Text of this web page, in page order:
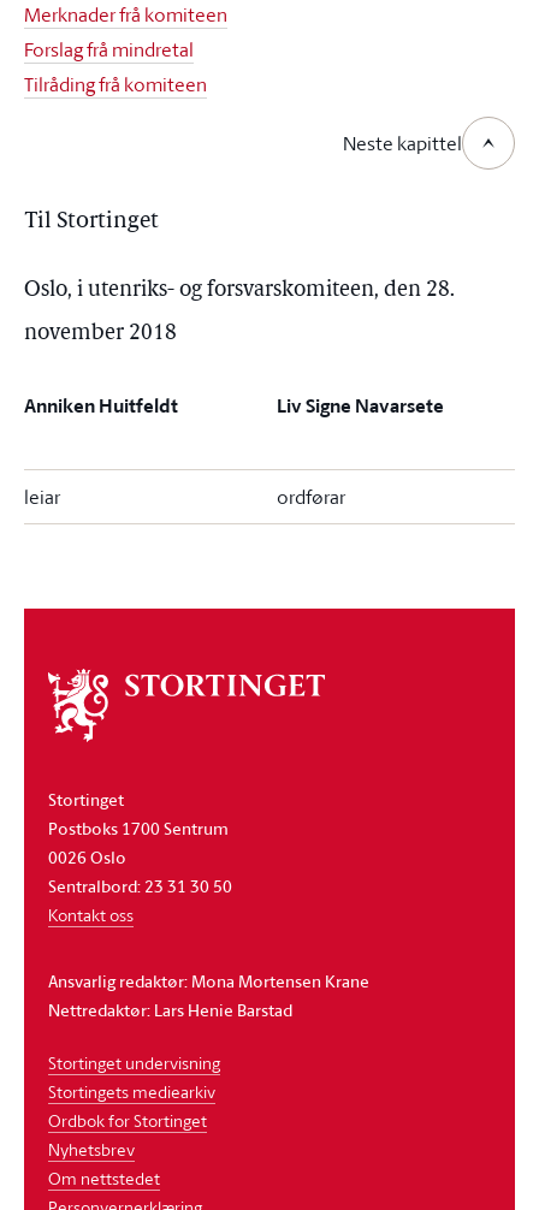
Merknader frå komiteen
Forslag frå mindretal
Tilråding frå komiteen
Neste kapittel
Til Stortinget
Oslo, i utenriks- og forsvarskomiteen, den 28.
november 2018
Anniken Huitfeldt Liv Signe Navarsete
leiar ordførar
Om
stortinget
Stortinget
Postboks 1700 Sentrum
0026 Oslo
Sentralbord: 23 31 30 50
Kontakt oss
Ansvarlig redaktør: Mona Mortensen Krane
Nettredaktør: Lars Henie Barstad
Stortinget undervisning
Stortingets mediearkiv
Ordbok for Stortinget
Nyhetsbrev
Om nettstedet